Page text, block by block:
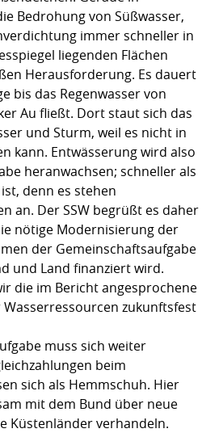
Bedrohung von Süßwasser,
immer schneller in
liegenden Flächen
Herausforderung. Es dauert
bis das Regenwasser von
Au fließt. Dort staut sich das
und Sturm, weil es nicht in
kann. Entwässerung wird also
heranwachsen; schneller als
denn es stehen
an. Der SSW begrüßt es daher
nötige Modernisierung der
der Gemeinschaftsaufgabe
und Land finanziert wird.
die im Bericht angesprochene
zukunftsfest
muss sich weiter
beim
sich als Hemmschuh. Hier
mit dem Bund über neue
Küstenländer verhandeln.